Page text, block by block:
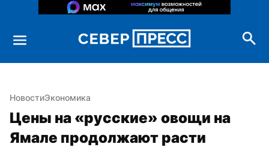
НовостиЭкономика
Цены на «русские» овощи на
Ямале продолжают расти